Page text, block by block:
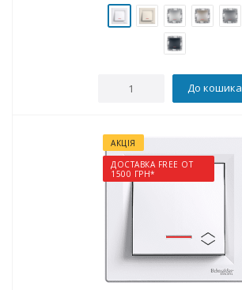
До кошика
АКЦІЯ
ДОСТАВКА FREE ОТ
1500 ГРН*